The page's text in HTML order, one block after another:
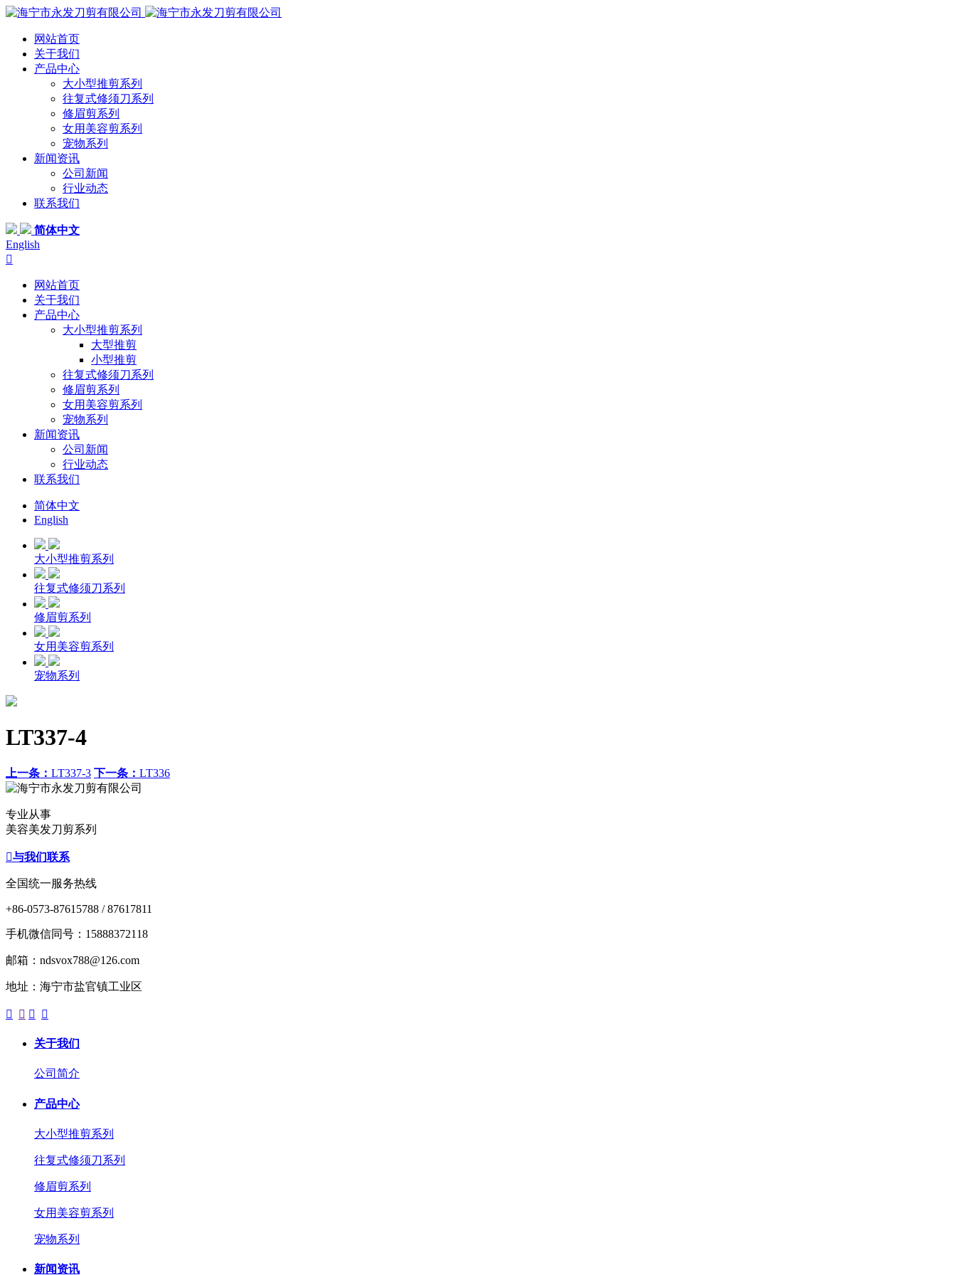
网站首页
关于我们
产品中心
大小型推剪系列
往复式修须刀系列
修眉剪系列
女用美容剪系列
宠物系列
新闻资讯
公司新闻
行业动态
联系我们
简体中文
English

网站首页
关于我们
产品中心
大小型推剪系列
大型推剪
小型推剪
往复式修须刀系列
修眉剪系列
女用美容剪系列
宠物系列
新闻资讯
公司新闻
行业动态
联系我们
简体中文
English
大小型推剪系列
往复式修须刀系列
修眉剪系列
女用美容剪系列
宠物系列
LT337-4
上一条： LT337-3 下一条： LT336
专业从事
美容美发刀剪系列
与我们联系
全国统一服务热线
+86-0573-87615788 / 87617811
手机微信同号：15888372118
邮箱：ndsvox788@126.com
地址：海宁市盐官镇工业区
   
关于我们
公司简介
产品中心
大小型推剪系列
往复式修须刀系列
修眉剪系列
女用美容剪系列
宠物系列
新闻资讯